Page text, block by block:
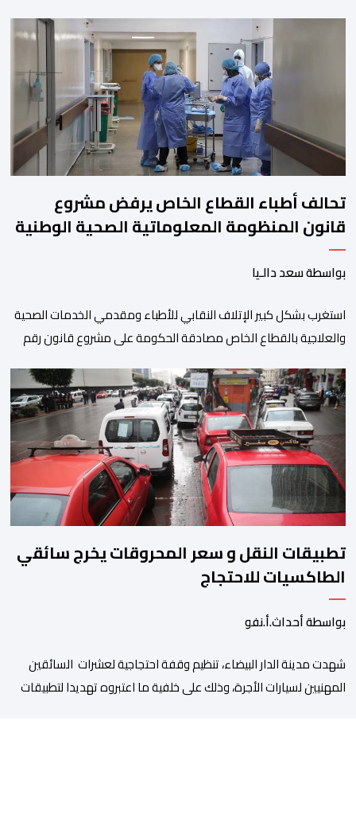
بعنوان ” فضولي ياقلبي” ،قام بتوزيعها اسامة باهي،باسلوب سلس
وبسيط، متحكما في الجمل الموسيقية والانتقالات الجميلة..استطاع
الفنانان طارق بطمة ونوال بوسنيني أن يعطيا روحا فريدة لهذه
الاغنية,بفضل أدا […]
تحالف أطباء القطاع الخاص يرفض مشروع
قانون المنظومة المعلوماتية الصحية الوطنية
المندمجة
بواسطة سعد دالـيا
استغرب بشكل كبير الإتلاف النقابي للأطباء ومقدمي الخدمات الصحية
والعلاجية بالقطاع الخاص مصادقة الحكومة على مشروع قانون رقم
والذي اعتبره الائتلاف جاء في غياب تام للمقاربة التشاركية وعدم أخذ
رأي وملاحظات التمثيليات المهنية للأطباء ومقدمي الخدمات العلاجية
رغم ما تسنه مقتضيات مشروع القانون من عقوبات مالية ضدهم
وتهدد […]
تطبيقات النقل و سعر المحروقات يخرج سائقي
الطاكسيات للاحتجاج
بواسطة أحداث.أ.نفو
شهدت مدينة الدار البيضاء، تنظيم وقفة احتجاجية لعشرات السائقين
المهنيين لسيارات الأجرة، وذلك على خلفية ما اعتبروه تهديدا لتطبيقات